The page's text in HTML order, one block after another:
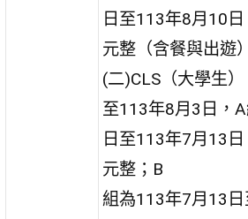
日至113年8月10
元整（含餐與出遊
(二)CLS（大學生
至113年8月3日，
日至113年7月13
元整；B
組為113年7月13日